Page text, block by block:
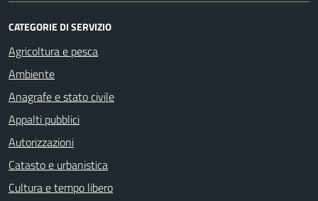
CATEGORIE DI SERVIZIO
Agricoltura e pesca
Ambiente
Anagrafe e stato civile
Appalti pubblici
Autorizzazioni
Catasto e urbanistica
Cultura e tempo libero